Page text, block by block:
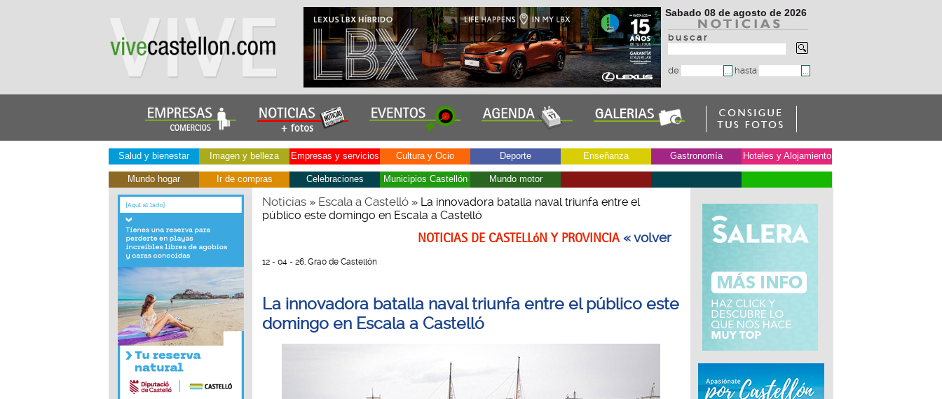
Sabado 08 de agosto de 2026
b u s c a r
de hasta
Salud y bienestar Imagen y belleza Empresas y servicios Cultura y Ocio Deporte Enseñanza Gastronomía Hoteles y Alojamiento
Mundo hogar Ir de compras Celebraciones Municipios Castellón Mundo motor
Noticias» Escala a Castelló» La innovadora batalla naval triunfa entre el
público este domingo en Escala a Castelló
NOTICIAS DE CASTELLóN Y PROVINCIA« volver
12 - 04 - 26, Grao de Castellón
La innovadora batalla naval triunfa entre el público este
domingo en Escala a Castelló